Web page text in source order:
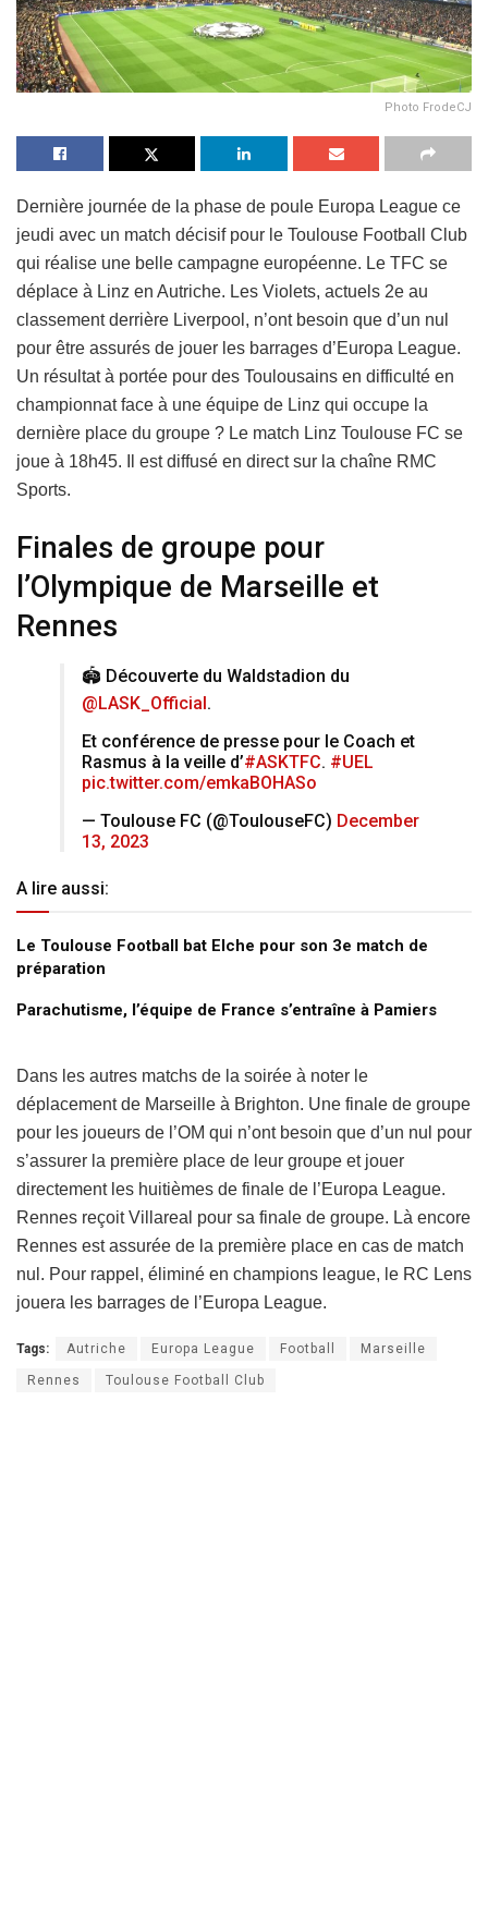
Photo FrodeCJ
Dernière journée de la phase de poule Europa League ce
jeudi avec un match décisif pour le Toulouse Football Club
qui réalise une belle campagne européenne. Le TFC se
déplace à Linz en Autriche. Les Violets, actuels 2e au
classement derrière Liverpool, n’ont besoin que d’un nul
pour être assurés de jouer les barrages d’Europa League.
Un résultat à portée pour des Toulousains en difficulté en
championnat face à une équipe de Linz qui occupe la
dernière place du groupe ? Le match Linz Toulouse FC se
joue à 18h45. Il est diffusé en direct sur la chaîne RMC
Sports.
Finales de groupe pour
l’Olympique de Marseille et
Rennes
🏟️ Découverte du Waldstadion du
@LASK_Official .
Et conférence de presse pour le Coach et
Rasmus à la veille d’#ASKTFC. #UEL
pic.twitter.com/emkaBOHASo
— Toulouse FC (@ToulouseFC) December
13, 2023
A lire aussi:
Le Toulouse Football bat Elche pour son 3e match de
préparation
Parachutisme, l’équipe de France s’entraîne à Pamiers
Dans les autres matchs de la soirée à noter le
déplacement de Marseille à Brighton. Une finale de groupe
pour les joueurs de l’OM qui n’ont besoin que d’un nul pour
s’assurer la première place de leur groupe et jouer
directement les huitièmes de finale de l’Europa League.
Rennes reçoit Villareal pour sa finale de groupe. Là encore
Rennes est assurée de la première place en cas de match
nul. Pour rappel, éliminé en champions league, le RC Lens
jouera les barrages de l’Europa League.
Tags: Autriche Europa League Football Marseille
Rennes Toulouse Football Club